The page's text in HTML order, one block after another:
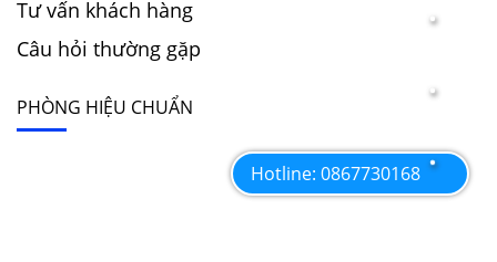
Tư vấn khách hàng
Câu hỏi thường gặp
PHÒNG HIỆU CHUẨN
Hotline: 0867730168